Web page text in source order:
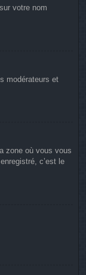
votre nom
modérateurs et
zone où vous vous
c’est le